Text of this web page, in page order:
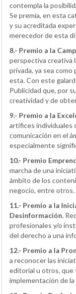
contempla la
Se premia, en esta
y su acreditada
merecedor de esta
8.- Premio a la
perspectiva creativa
privada, ya sea
esta. Con este
Publicidad que, por
creatividad y de
9.- Premio a la
artífices individuales
comunicación en el
especialmente
10.- Premio
marcha de una
ámbito de los
negocio, entre otros.
11.- Premio a la
Desinformación.
profesionales y/o
del derecho a una
12.- Premio a la
a reconocer las
editorial u otros, que
implementación de la